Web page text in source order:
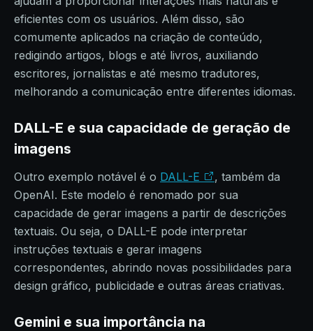
eficientes com os usuários. Além disso, são
comumente aplicados na criação de conteúdo,
redigindo artigos, blogs e até livros, auxiliando
escritores, jornalistas e até mesmo tradutores,
melhorando a comunicação entre diferentes idiomas.
DALL-E e sua capacidade de geração de
imagens
Outro exemplo notável é o DALL-E
, também da
OpenAI. Este modelo é renomado por sua
capacidade de gerar imagens a partir de descrições
textuais. Ou seja, o DALL-E pode interpretar
instruções textuais e gerar imagens
correspondentes, abrindo novas possibilidades para
design gráfico, publicidade e outras áreas criativas.
Gemini e sua importância na